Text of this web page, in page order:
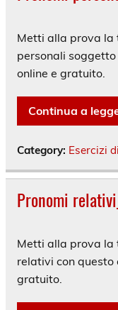
Metti alla prova la
personali
online e gratuito.
Continua a
Category: Esercizi
Pronomi
Metti alla prova la
relativi con questo
gratuito.